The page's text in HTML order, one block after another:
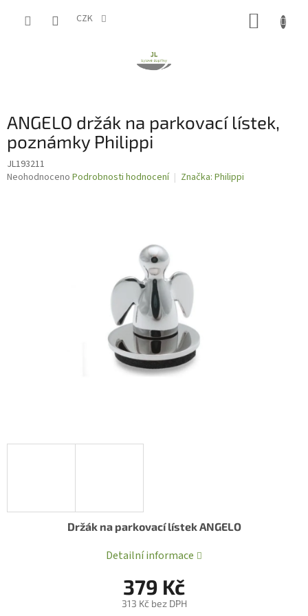
CZK
ANGELO držák na parkovací lístek,
poznámky Philippi
JL193211
Průměrné
Neohodnoceno Podrobnosti hodnocení Značka: Philippi
379 Kč
313 Kč bez DPH
Držák na parkovací lístek ANGELO
Detailní informace